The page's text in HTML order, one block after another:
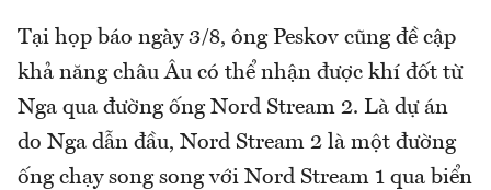
Tại họp báo ngày 3/8, ông Peskov cũng đề cập
khả năng châu Âu có thể nhận được khí đốt từ
Nga qua đường ống Nord Stream 2. Là dự án
do Nga dẫn đầu, Nord Stream 2 là một đường
ống chạy song song với Nord Stream 1 qua biển